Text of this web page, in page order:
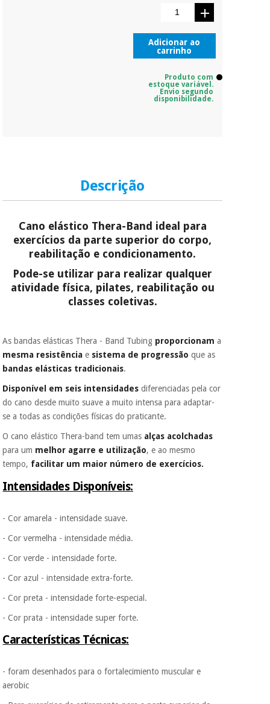
Adicionar ao
carrinho
Produto com
estoque variável.
Envio segundo
disponibilidade.
Descrição
Cano elástico Thera-Band ideal para
exercícios da parte superior do corpo,
reabilitação e condicionamento.
Pode-se utilizar para realizar qualquer
atividade física, pilates, reabilitação ou
classes coletivas.
As bandas elásticas Thera - Band Tubing proporcionama
mesma resistência e sistema de progressão que as
bandas elásticas tradicionais.
Disponível em seis intensidadesdiferenciadas pela cor
do cano desde muito suave a muito intensa para adaptar-
se a todas as condições físicas do praticante.
O cano elástico Thera-band tem umas alças acolchadas
para um melhor agarre e utilização, e ao mesmo
tempo, facilitar um maior número de exercícios.
Intensidades Disponíveis:
- Cor amarela - intensidade suave.
- Cor vermelha - intensidade média.
- Cor verde - intensidade forte.
- Cor azul - intensidade extra-forte.
- Cor preta - intensidade forte-especial.
- Cor prata - intensidade super forte.
Características Técnicas:
- foram desenhados para o fortalecimiento muscular e
aerobic